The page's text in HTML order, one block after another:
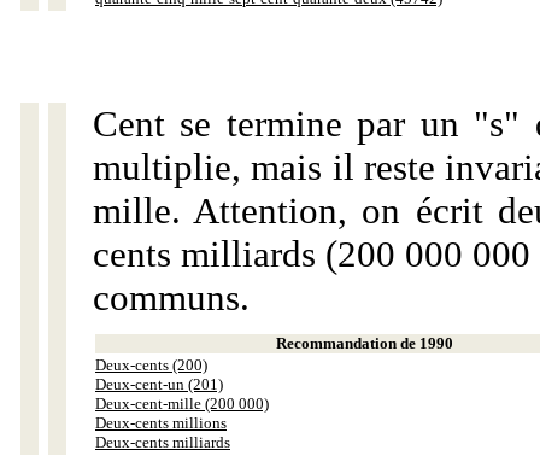
Cent se termine par un "s"
multiplie, mais il reste
mille. Attention, on écrit
cents milliards (200 000
communs.
Recommandation de 1990
Deux-cents (200)
Deux-cent-un (201)
Deux-cent-mille (200 000)
Deux-cents millions
Deux-cents milliards